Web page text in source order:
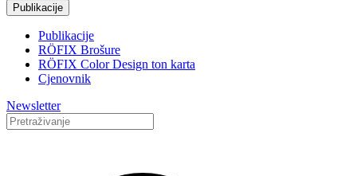
Publikacije
Publikacije
RÖFIX Brošure
RÖFIX Color Design ton karta
Cjenovnik
Newsletter